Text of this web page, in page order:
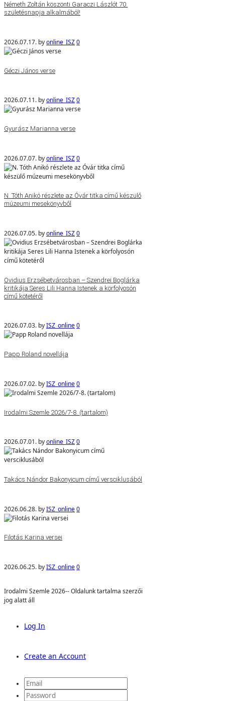
Németh Zoltán köszönti Garaczi Lászlót 70.
születésnapja alkalmából!
2026.07.17. byonline_ISZ0
Géczi János verse
2026.07.11. byonline_ISZ0
Gyurász Marianna verse
2026.07.07. byonline_ISZ0
N. Tóth Anikó részlete az Óvár titka című készülő
múzeumi mesekönyvből
2026.07.05. byonline_ISZ0
Ovidius Erzsébetvárosban – Szendrei Boglárka
kritikája Seres Lili Hanna Istenek a körfolyosón
című kötetéről
2026.07.03. byISZ_online0
Papp Roland novellája
2026.07.02. byISZ_online0
Irodalmi Szemle 2026/7-8. (tartalom)
2026.07.01. byonline_ISZ0
Takács Nándor Bakonyicum című versciklusából
2026.06.28. byISZ_online0
Filotás Karina versei
2026.06.25. byISZ_online0
Irodalmi Szemle 2026-- Oldalunk tartalma szerzői
jog alatt áll
Log In
Create an Account